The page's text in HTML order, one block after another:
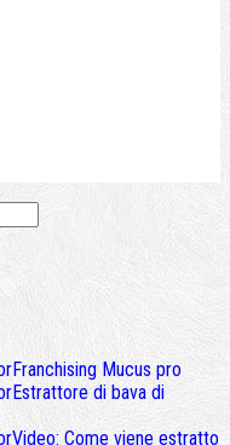
Franchising Mucus pro
Estrattore di bava di
Video: Come viene estratto